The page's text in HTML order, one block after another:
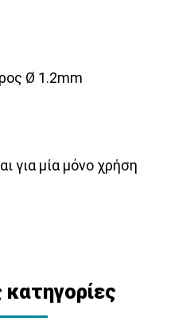
Ø 1.2mm
για μία μόνο χρήση
κατηγορίες